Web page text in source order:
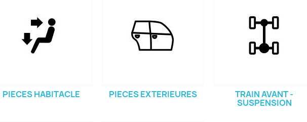
PIECES HABITACLE PIECES EXTERIEURES TRAIN AVANT -
SUSPENSION